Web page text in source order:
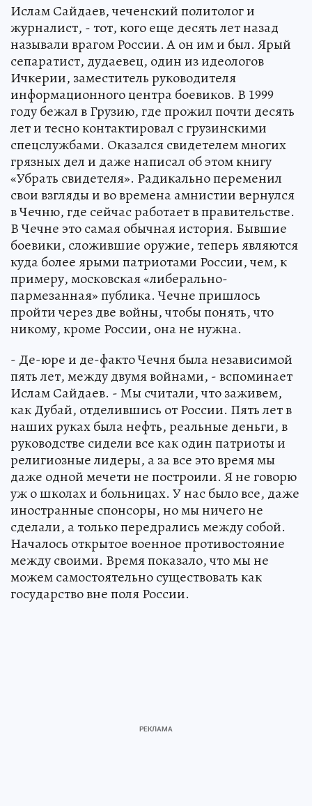
Ислам Сайдаев, чеченский политолог и
журналист, - тот, кого еще десять лет назад
называли врагом России. А он им и был. Ярый
сепаратист, дудаевец, один из идеологов
Ичкерии, заместитель руководителя
информационного центра боевиков. В 1999
году бежал в Грузию, где прожил почти десять
лет и тесно контактировал с грузинскими
спецслужбами. Оказался свидетелем многих
грязных дел и даже написал об этом книгу
«Убрать свидетеля». Радикально переменил
свои взгляды и во времена амнистии вернулся
в Чечню, где сейчас работает в правительстве.
В Чечне это самая обычная история. Бывшие
боевики, сложившие оружие, теперь являются
куда более ярыми патриотами России, чем, к
примеру, московская «либерально-
пармезанная» публика. Чечне пришлось
пройти через две войны, чтобы понять, что
никому, кроме России, она не нужна.
- Де-юре и де-факто Чечня была независимой
пять лет, между двумя войнами, - вспоминает
Ислам Сайдаев. - Мы считали, что заживем,
как Дубай, отделившись от России. Пять лет в
наших руках была нефть, реальные деньги, в
руководстве сидели все как один патриоты и
религиозные лидеры, а за все это время мы
даже одной мечети не построили. Я не говорю
уж о школах и больницах. У нас было все, даже
иностранные спонсоры, но мы ничего не
сделали, а только передрались между собой.
Началось открытое военное противостояние
между своими. Время показало, что мы не
можем самостоятельно существовать как
государство вне поля России.